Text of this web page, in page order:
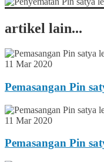
artikel lain...
11 Mar 2020
Pemasangan Pin
11 Mar 2020
Pemasangan Pin